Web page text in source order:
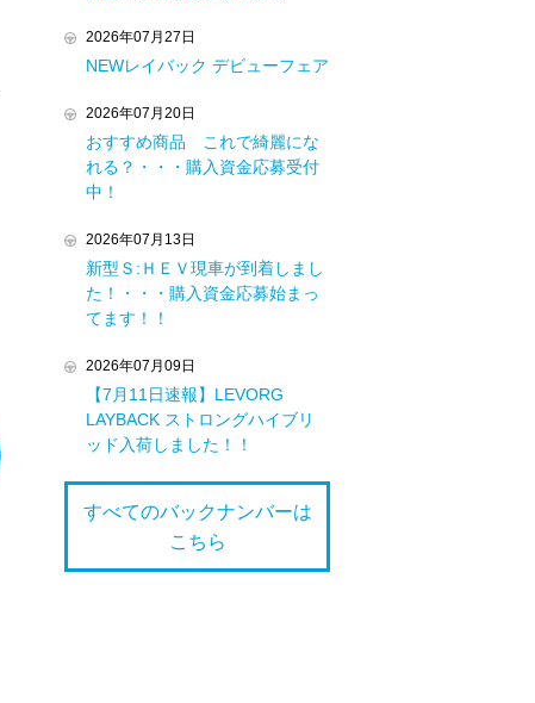
2026年07月27日
NEWレイバック デビューフェア
2026年07月20日
おすすめ商品 これで綺麗にな
れる？・・・購入資金応募受付
中！
2026年07月13日
新型Ｓ:ＨＥＶ現車が到着しまし
た！・・・購入資金応募始まっ
てます！！
2026年07月09日
【7月11日速報】LEVORG
LAYBACK ストロングハイブリ
ッド入荷しました！！
すべてのバックナンバーは
こちら